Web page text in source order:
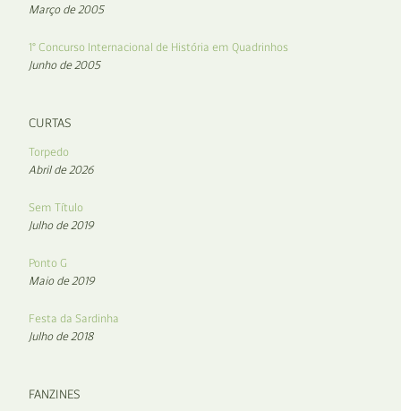
Março de 2005
1° Concurso Internacional de História em Quadrinhos
Junho de 2005
CURTAS
Torpedo
Abril de 2026
Sem Título
Julho de 2019
Ponto G
Maio de 2019
Festa da Sardinha
Julho de 2018
FANZINES